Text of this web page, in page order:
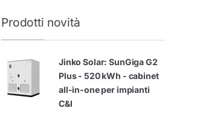
Prodotti novità
Jinko Solar: SunGiga G2
Plus - 520 kWh - cabinet
all-in-one per impianti
C&I